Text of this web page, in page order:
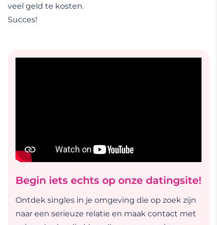
veel geld te kosten.
Succes!
Begin iets echts op onze datingsite!
Ontdek singles in je omgeving die op zoek zijn
naar een serieuze relatie en maak contact met